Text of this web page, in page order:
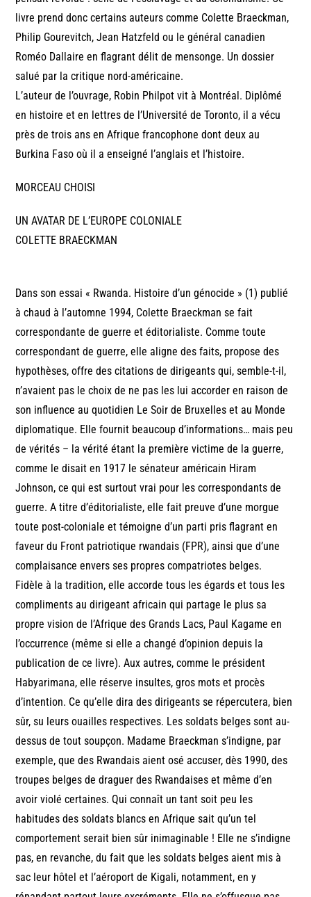
livre prend donc certains auteurs comme Colette Braeckman,
Philip Gourevitch, Jean Hatzfeld ou le général canadien
Roméo Dallaire en flagrant délit de mensonge. Un dossier
salué par la critique nord-américaine.
L’auteur de l’ouvrage, Robin Philpot vit à Montréal. Diplômé
en histoire et en lettres de l’Université de Toronto, il a vécu
près de trois ans en Afrique francophone dont deux au
Burkina Faso où il a enseigné l’anglais et l’histoire.
MORCEAU CHOISI
UN AVATAR DE L’EUROPE COLONIALE
COLETTE BRAECKMAN
Dans son essai « Rwanda. Histoire d’un génocide » (1) publié
à chaud à l’automne 1994, Colette Braeckman se fait
correspondante de guerre et éditorialiste. Comme toute
correspondant de guerre, elle aligne des faits, propose des
hypothèses, offre des citations de dirigeants qui, semble-t-il,
n’avaient pas le choix de ne pas les lui accorder en raison de
son influence au quotidien Le Soir de Bruxelles et au Monde
diplomatique. Elle fournit beaucoup d’informations… mais peu
de vérités – la vérité étant la première victime de la guerre,
comme le disait en 1917 le sénateur américain Hiram
Johnson, ce qui est surtout vrai pour les correspondants de
guerre. A titre d’éditorialiste, elle fait preuve d’une morgue
toute post-coloniale et témoigne d’un parti pris flagrant en
faveur du Front patriotique rwandais (FPR), ainsi que d’une
complaisance envers ses propres compatriotes belges.
Fidèle à la tradition, elle accorde tous les égards et tous les
compliments au dirigeant africain qui partage le plus sa
propre vision de l’Afrique des Grands Lacs, Paul Kagame en
l’occurrence (même si elle a changé d’opinion depuis la
publication de ce livre). Aux autres, comme le président
Habyarimana, elle réserve insultes, gros mots et procès
d’intention. Ce qu’elle dira des dirigeants se répercutera, bien
sûr, su leurs ouailles respectives. Les soldats belges sont au-
dessus de tout soupçon. Madame Braeckman s’indigne, par
exemple, que des Rwandais aient osé accuser, dès 1990, des
troupes belges de draguer des Rwandaises et même d’en
avoir violé certaines. Qui connaît un tant soit peu les
habitudes des soldats blancs en Afrique sait qu’un tel
comportement serait bien sûr inimaginable ! Elle ne s’indigne
pas, en revanche, du fait que les soldats belges aient mis à
sac leur hôtel et l’aéroport de Kigali, notamment, en y